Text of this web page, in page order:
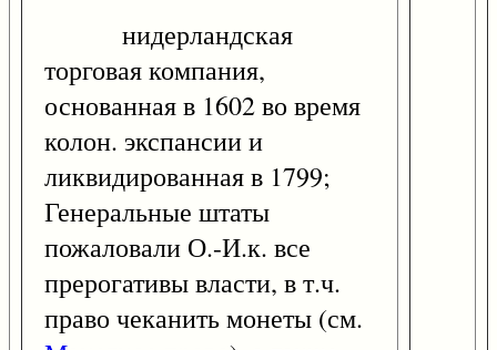
нидерландская
торговая компания,
основанная в 1602 во время
колон. экспансии и
ликвидированная в 1799;
Генеральные штаты
пожаловали О.-И.к. все
прерогативы власти, в т.ч.
право чеканить монеты (см.